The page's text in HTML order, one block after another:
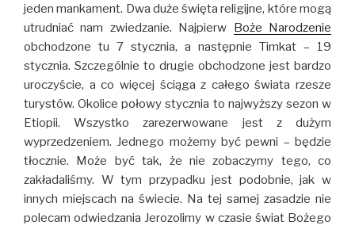
jeden mankament. Dwa duże święta religijne, które mogą
utrudniać nam zwiedzanie. Najpierw Boże Narodzenie
obchodzone tu 7 stycznia, a następnie Timkat – 19
stycznia. Szczególnie to drugie obchodzone jest bardzo
uroczyście, a co więcej ściąga z całego świata rzesze
turystów. Okolice połowy stycznia to najwyższy sezon w
Etiopii. Wszystko zarezerwowane jest z dużym
wyprzedzeniem. Jednego możemy być pewni – będzie
tłocznie. Może być tak, że nie zobaczymy tego, co
zakładaliśmy. W tym przypadku jest podobnie, jak w
innych miejscach na świecie. Na tej samej zasadzie nie
polecam odwiedzania Jerozolimy w czasie świat Bożego